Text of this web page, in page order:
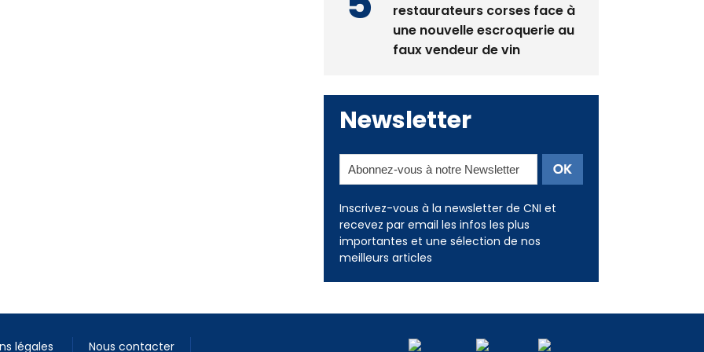
restaurateurs corses face à
une nouvelle escroquerie au
faux vendeur de vin
Newsletter
Inscrivez-vous à la newsletter de CNI et
recevez par email les infos les plus
importantes et une sélection de nos
meilleurs articles
légales Nous contacter